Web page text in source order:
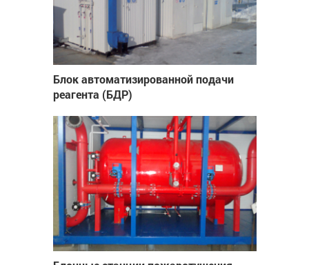
Блок автоматизированной подачи
реагента (БДР)